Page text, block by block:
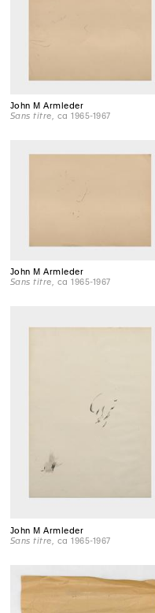
John M Armleder
Sans titre , ca 1965-1967
John M Armleder
Sans titre , ca 1965-1967
John M Armleder
Sans titre , ca 1965-1967